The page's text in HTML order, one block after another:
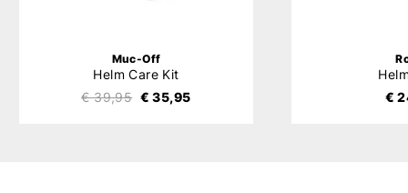
Muc-Off
Helm Care Kit
€ 39,95 € 35,95
€